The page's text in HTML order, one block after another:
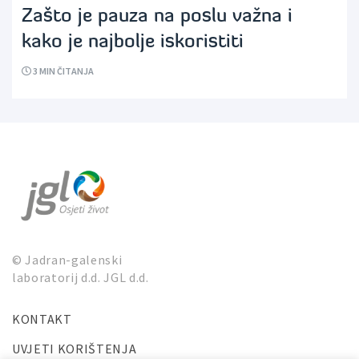
Zašto je pauza na poslu važna i
kako je najbolje iskoristiti
3 MIN ČITANJA
© Jadran-galenski
laboratorij d.d. JGL d.d.
KONTAKT
UVJETI KORIŠTENJA